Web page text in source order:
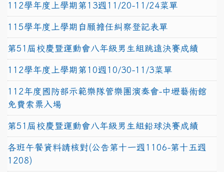
112學年度上學期第13週11/20-11/24菜單
115學年度上學期自願擔任糾察登記表單
第51屆校慶暨運動會八年級男生組跳遠決賽成績
112學年度上學期第10週10/30-11/3菜單
112年度國防部示範樂隊管樂團演奏會-中壢藝術館
免費索票入場
第51屆校慶暨運動會八年級男生組鉛球決賽成績
各班午餐資料請核對(公告第十一週1106-第十五週
1208)